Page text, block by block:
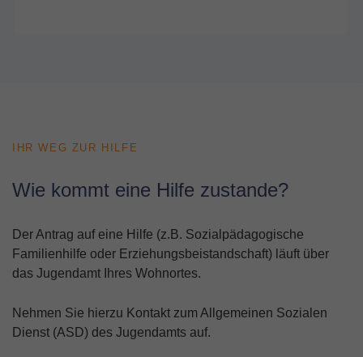
IHR WEG ZUR HILFE
Wie kommt eine Hilfe zustande?
Der Antrag auf eine Hilfe (z.B. Sozialpädagogische
Familienhilfe oder Erziehungsbeistandschaft) läuft über
das Jugendamt Ihres Wohnortes.
Nehmen Sie hierzu Kontakt zum Allgemeinen Sozialen
Dienst (ASD) des Jugendamts auf.